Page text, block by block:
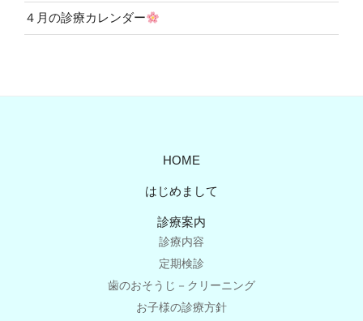
４月の診療カレンダー
HOME
はじめまして
診療案内
診療内容
定期検診
歯のおそうじ－クリーニング
お子様の診療方針